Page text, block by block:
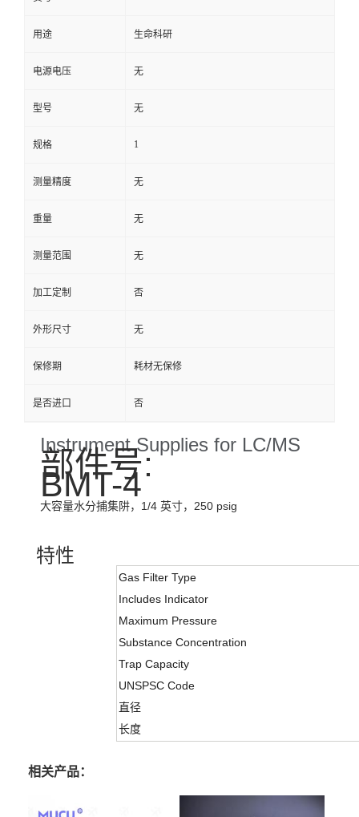
用途 生命科研
电源电压 无
型号 无
规格 1
测量精度 无
重量 无
测量范围 无
加工定制 否
外形尺寸 无
保修期 耗材无保修
是否进口 否
Instrument Supplies for LC/MS
部件号:
BMT-4
大容量水分捕集阱，1/4 英寸，250 psig
特性
Gas Filter Type
Includes Indicator
Maximum Pressure
Substance Concentration
Trap Capacity
UNSPSC Code
直径
长度
相关产品：